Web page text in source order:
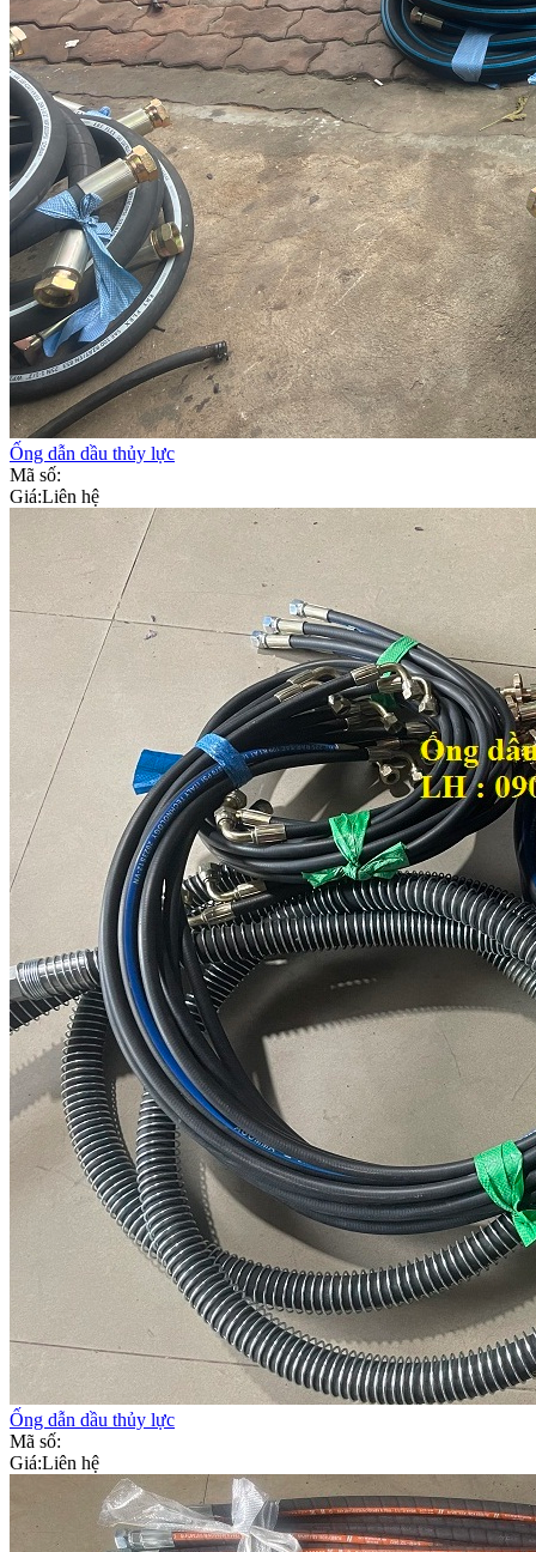
Ống dẫn dầu thủy lực
Mã số:
Giá:Liên hệ
Ống dẫn dầu thủy lực
Mã số:
Giá:Liên hệ